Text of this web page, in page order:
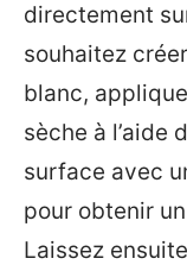
directement
souhaitez
blanc,
sèche à l’aide
surface avec
pour obtenir
Laissez